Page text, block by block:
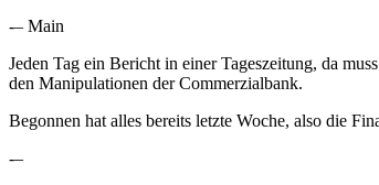
-– Main
Jeden Tag ein Bericht in einer Tageszeitung, da
den Manipulationen der Commerzialbank.
Begonnen hat alles bereits letzte Woche, also die
-–